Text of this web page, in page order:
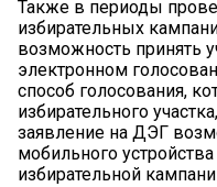
Также в периоды
избирательных
возможность принять
электронном
способ голосования,
избирательного
заявление на ДЭГ
мобильного
избирательной